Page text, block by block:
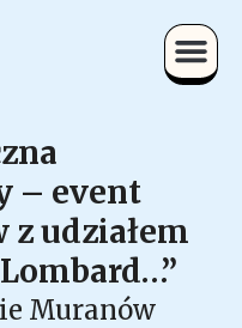
– event
udziałem
Muranów